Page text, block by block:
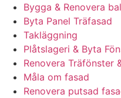
Bygga & Renovera
Byta Panel Träfasad
Takläggning
Plåtslageri & Byta
Renovera Träfönster
Måla om fasad
Renovera putsad